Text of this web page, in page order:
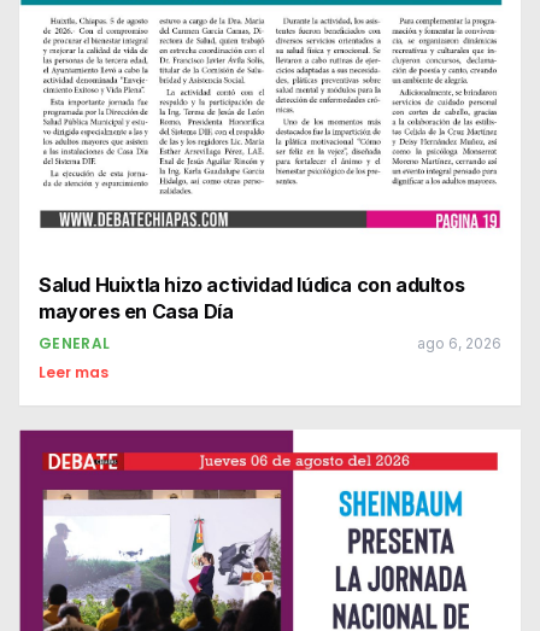
Salud Huixtla hizo actividad lúdica con adultos
mayores en Casa Día
GENERAL ago 6, 2026
Leer mas